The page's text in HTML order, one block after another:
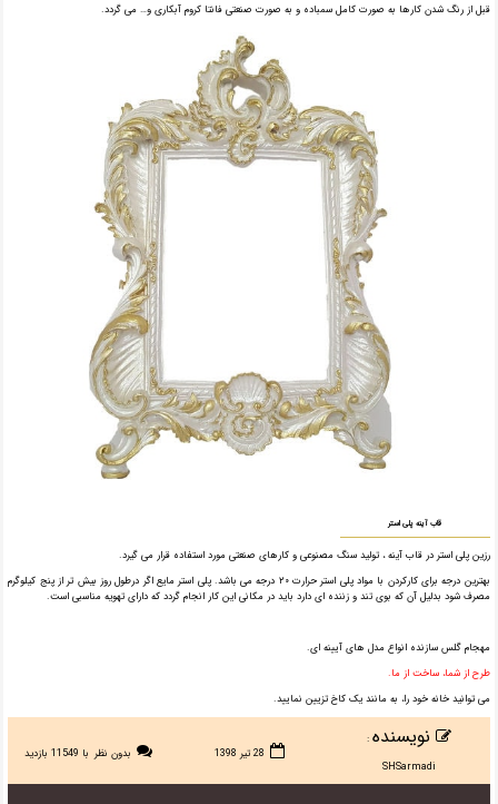
قبل از رنگ شدن کارها به صورت کامل سمباده و به صورت صنعتی فانتا کروم آبکاری و… می گردد.
قاب آینه پلی استر
رزین پلی استر در قاب آینه ، تولید سنگ مصنوعی و کارهای صنعتی مورد استفاده قرار می گیرد.
بهترین درجه برای کارکردن با مواد پلی استر حرارت ۲۰ درجه می باشد. پلی استر مایع اگر درطول روز بیش تر از پنج کیلوگرم
مصرف شود بدلیل آن که بوی تند و زننده ای دارد باید در مکانی این کار انجام گردد که دارای تهویه مناسبی است.
مهجام گلس سازنده انواع مدل های آیینه ای.
طرح از شما، ساخت از ما.
می توانید خانه خود را، به مانند یک کاخ تزیین نمایید.
نویسنده:
SHSarmadi
28 تیر 1398 بدون نظر با 11549 بازدید